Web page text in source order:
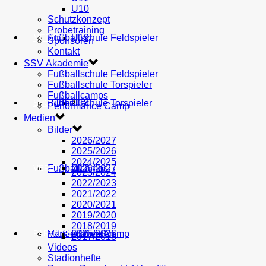
AH U19
U18
U17
U16
Fußballschule Feldspieler
Fußballschule Torspieler
Fußballcamps
Performance Camp
MEDIEN
Bilder
2026/2027
2025/2026
SHOP
VEREIN
Mitglied werden
PARTNER
U10
Schutzkonzept
Probetraining
Sponsoren
Kontakt
SSV Akademie
Fußballschule Feldspieler
Fußballschule Torspieler
Fußballcamps
Performance Camp
Medien
Bilder
2026/2027
2025/2026
2024/2025
2023/2024
2022/2023
2021/2022
2020/2021
2019/2020
2018/2019
2017/2018
Videos
Stadionhefte